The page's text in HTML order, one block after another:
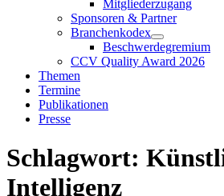
Mitgliederzugang
Sponsoren & Partner
Branchenkodex
Beschwerdegremium
CCV Quality Award 2026
Themen
Termine
Publikationen
Presse
Schlagwort:
Intelligenz